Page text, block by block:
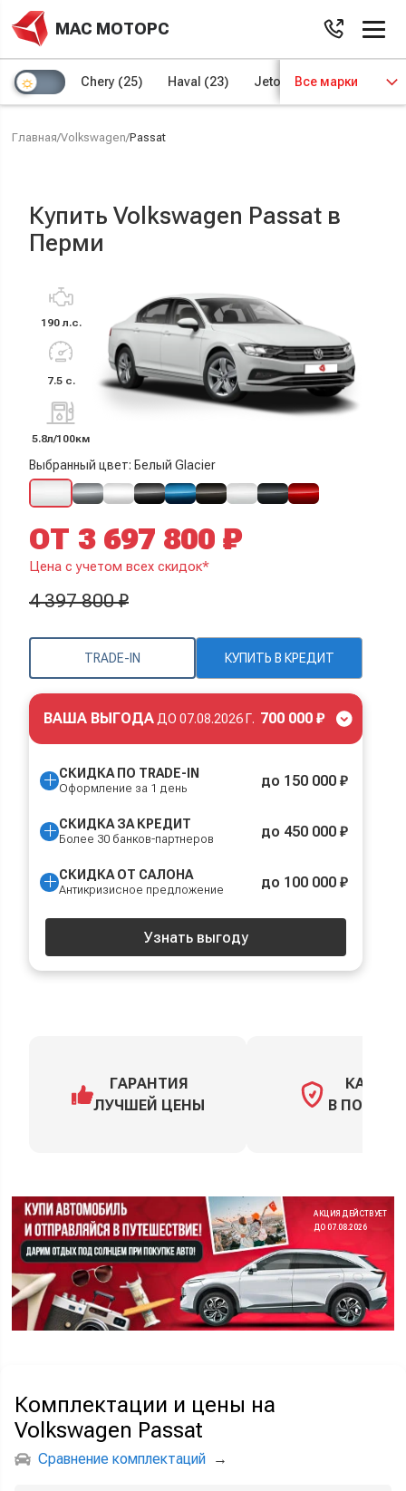
МАС МОТОРС
Chery (25) Haval (23) Jetour (8) Kaiyi (4)
Все марки
Главная/Volkswagen/Passat
Купить Volkswagen Passat в
Перми
190 л.с.
7.5 с.
5.8л/100км
Выбранный цвет: Белый Glacier
TRADE-IN КУПИТЬ В КРЕДИТ
ОТ 3 697 800 ₽
Цена с учетом всех скидок*
4 397 800 ₽
ВАША ВЫГОДА ДО 07.08.2026 Г. 700 000 ₽
СКИДКА ПО TRADE-IN
Оформление за 1 день до 150 000 ₽
СКИДКА ЗА КРЕДИТ
Более 30 банков-партнеров до 450 000 ₽
СКИДКА ОТ САЛОНА
Антикризисное предложение до 100 000 ₽
Узнать выгоду
ГАРАНТИЯ
ЛУЧШЕЙ ЦЕНЫ
КАСКО
В
АКЦИЯ ДЕЙСТВУЕТ
ДО 07.08.2026
Комплектации и цены на
Volkswagen Passat
Сравнение комплектаций →